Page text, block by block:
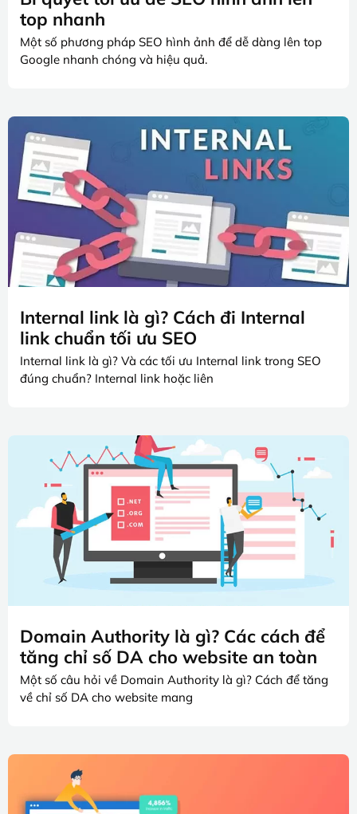
top nhanh
Một số phương pháp SEO hình ảnh để dễ dàng lên top
Google nhanh chóng và hiệu quả.
Internal link là gì? Cách đi Internal
link chuẩn tối ưu SEO
Internal link là gì? Và các tối ưu Internal link trong SEO
đúng chuẩn? Internal link hoặc liên
Domain Authority là gì? Các cách để
tăng chỉ số DA cho website an toàn
Một số câu hỏi về Domain Authority là gì? Cách để tăng
về chỉ số DA cho website mang